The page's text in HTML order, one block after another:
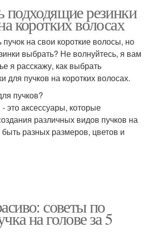
подходящие резинки
коротких волосах
на свои короткие волосы, но
выбрать? Не волнуйтесь, я вам
я расскажу, как выбрать
для пучков на коротких волосах.
пучков?
это аксессуары, которые
различных видов пучков на
разных размеров, цветов и
советы по
на голове за 5